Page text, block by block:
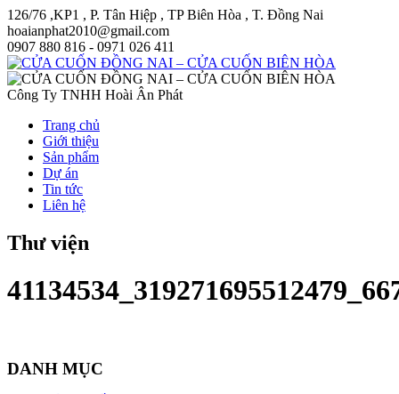
126/76 ,KP1 , P. Tân Hiệp , TP Biên Hòa , T. Đồng Nai
hoaianphat2010@gmail.com
0907 880 816 - 0971 026 411
Công Ty TNHH Hoài Ân Phát
Trang chủ
Giới thiệu
Sản phẩm
Dự án
Tin tức
Liên hệ
Thư viện
DANH MỤC